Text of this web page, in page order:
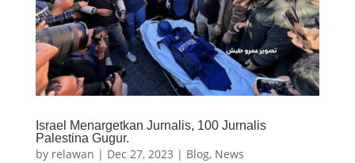
Israel Menargetkan Jurnalis, 100 Jurnalis
Palestina Gugur.
by relawan | Dec 27, 2023 | Blog, News